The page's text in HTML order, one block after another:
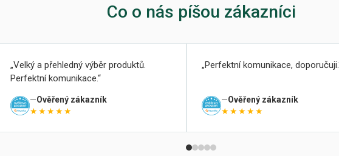
Co o nás píšou zákazníci
Velký a přehledný výběr produktů.
Perfektní komunikace.
Ověřený zákazník
★★★★★
Perfektní komunikace, doporučuji.
Ověřený zákazník
★★★★★